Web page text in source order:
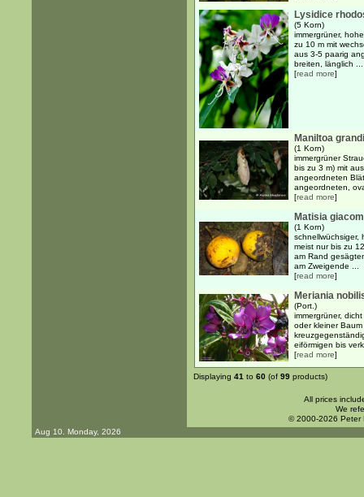
Lysidice
(5 Korn)
immergrüner,
zu 10 m mit
aus 3-5 paarig
breiten, länglich ...
[read more]
Maniltoa
(1 Korn)
immergrüner
bis zu 3 m) mit
angeordneten
angeordneten,
[read more]
Matisia
(1 Korn)
schnellwüchsiger,
meist nur bis zu
am Rand
am Zweigende ...
[read more]
Meriania
(Port.)
immergrüner,
oder kleiner
eiförmigen bis
[read more]
Displaying 41 to 60 (of 99 products)
All prices
We
© 2000-2026 Peter
Aug 10. Monday, 2026